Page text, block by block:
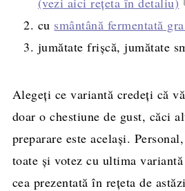
cu smântână fermentată
jumătate frișcă, jumătate
Alegeți ce variantă credeți că
doar o chestiune de gust, căci
preparare este același.
toate și votez cu ultima
cea prezentată în rețeta de